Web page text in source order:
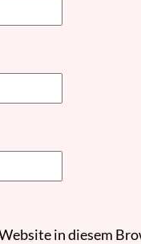
in diesem